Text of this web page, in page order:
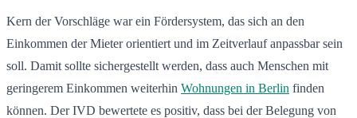
Kern der Vorschläge war ein Fördersystem, das sich an den
Einkommen der Mieter orientiert und im Zeitverlauf anpassbar sein
soll. Damit sollte sichergestellt werden, dass auch Menschen mit
geringerem Einkommen weiterhin Wohnungen in Berlin finden
können. Der IVD bewertete es positiv, dass bei der Belegung von